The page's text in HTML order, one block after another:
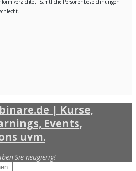
verzichtet. Sämtliche Personenbezeichnungen
Sie neugierig!